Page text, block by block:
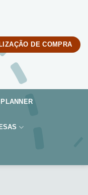
DE COMPRA